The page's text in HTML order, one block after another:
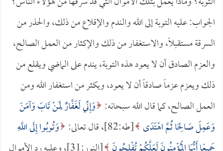
الجواب: عليه التوبة إلى الله والندم والإقلاع من ذلك، والحذر من
السرقة مستقبلاً، والاستغفار من ذلك والإكثار من العمل الصالح،
والعزم الصادق أن لا يعود هذه التوبة، يندم على الماضي ويقلع من
ذلك ويعزم عزماً صادقاً أن لا يعود، ويكثر من استغفار الله ومن
العمل الصالح، كما قال الله سبحانه: وَإِنِّي لَغَفَّارٌ لِمَنْ تَابَ وَآمَنَ
وَعَمِلَ صَالِحًا ثُمَّ اهْتَدَى [طه:82]، قال تعالى:
وَتُوبُوا إِلَى اللَّهِ